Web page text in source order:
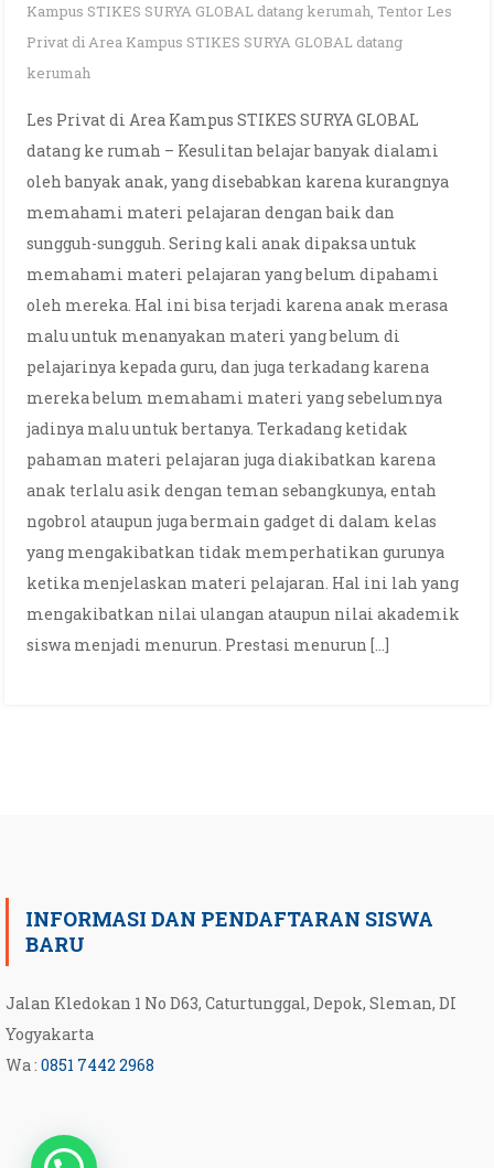
Kampus STIKES SURYA GLOBAL datang kerumah, Tentor Les
Privat di Area Kampus STIKES SURYA GLOBAL datang
kerumah
Les Privat di Area Kampus STIKES SURYA GLOBAL
datang ke rumah – Kesulitan belajar banyak dialami
oleh banyak anak, yang disebabkan karena kurangnya
memahami materi pelajaran dengan baik dan
sungguh-sungguh. Sering kali anak dipaksa untuk
memahami materi pelajaran yang belum dipahami
oleh mereka. Hal ini bisa terjadi karena anak merasa
malu untuk menanyakan materi yang belum di
pelajarinya kepada guru, dan juga terkadang karena
mereka belum memahami materi yang sebelumnya
jadinya malu untuk bertanya. Terkadang ketidak
pahaman materi pelajaran juga diakibatkan karena
anak terlalu asik dengan teman sebangkunya, entah
ngobrol ataupun juga bermain gadget di dalam kelas
yang mengakibatkan tidak memperhatikan gurunya
ketika menjelaskan materi pelajaran. Hal ini lah yang
mengakibatkan nilai ulangan ataupun nilai akademik
siswa menjadi menurun. Prestasi menurun […]
INFORMASI DAN PENDAFTARAN SISWA
BARU
Jalan Kledokan 1 No D63, Caturtunggal, Depok, Sleman, DI
Yogyakarta
Wa : 0851 7442 2968